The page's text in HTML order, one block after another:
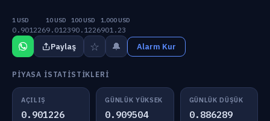
1 USD
0.901226
10 USD
9.0123
100 USD
90.1226
1,000 USD
901.23
Paylaş ☆ 🔔 Alarm Kur
PIYASA İSTATISTIKLERI
AÇILIŞ
0.901226
GÜNLÜK YÜKSEK
0.909504
GÜNLÜK DÜŞÜK
0.886289